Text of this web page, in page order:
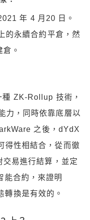
年 4 月20 日。
的永續合約平倉，然
。
ZK-Rollup 技術，
力，同時依靠底層以
之後，dYdX
得性相結合，從而徹
易進行結算，並定
能合約，來證明
換是有效的。